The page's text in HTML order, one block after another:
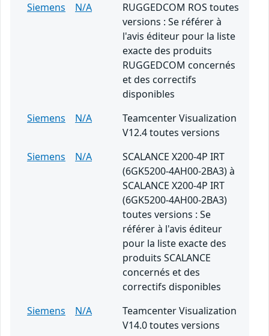
Siemens
N/A
RUGGEDCOM ROS toutes
versions : Se référer à
l'avis éditeur pour la liste
exacte des produits
RUGGEDCOM concernés
et des correctifs
disponibles
Siemens
N/A
Teamcenter Visualization
V12.4 toutes versions
Siemens
N/A
SCALANCE X200-4P IRT
(6GK5200-4AH00-2BA3) à
SCALANCE X200-4P IRT
(6GK5200-4AH00-2BA3)
toutes versions : Se
référer à l'avis éditeur
pour la liste exacte des
produits SCALANCE
concernés et des
correctifs disponibles
Siemens
N/A
Teamcenter Visualization
V14.0 toutes versions